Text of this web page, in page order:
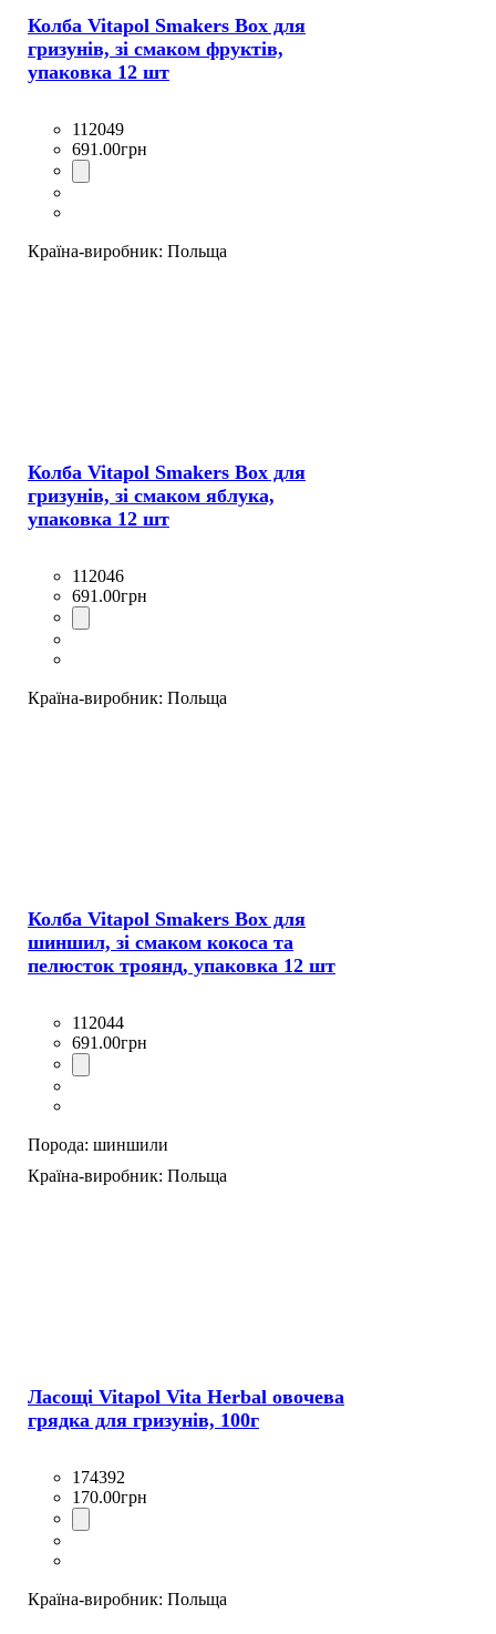
Колба Vitapol Smakers Box для
гризунів, зі смаком фруктів,
упаковка 12 шт
112049
691 .00грн
Країна-виробник: Польща
Колба Vitapol Smakers Box для
гризунів, зі смаком яблука,
упаковка 12 шт
112046
691 .00грн
Країна-виробник: Польща
Колба Vitapol Smakers Box для
шиншил, зі смаком кокоса та
пелюсток троянд, упаковка 12 шт
112044
691 .00грн
Порода: шиншили
Країна-виробник: Польща
Ласощі Vitapol Vita Herbal овочева
грядка для гризунів, 100г
174392
170.00грн
Країна-виробник: Польща